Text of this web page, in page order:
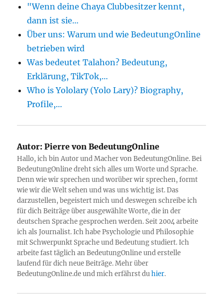
"Wenn deine Chaya Clubbesitzer kennt,
dann ist sie…
Über uns: Warum und wie BedeutungOnline
betrieben wird
Was bedeutet Talahon? Bedeutung,
Erklärung, TikTok,…
Who is Yololary (Yolo Lary)? Biography,
Profile,…
Autor: Pierre von BedeutungOnline
Hallo, ich bin Autor und Macher von BedeutungOnline. Bei
BedeutungOnline dreht sich alles um Worte und Sprache.
Denn wie wir sprechen und worüber wir sprechen, formt
wie wir die Welt sehen und was uns wichtig ist. Das
darzustellen, begeistert mich und deswegen schreibe ich
für dich Beiträge über ausgewählte Worte, die in der
deutschen Sprache gesprochen werden. Seit 2004 arbeite
ich als Journalist. Ich habe Psychologie und Philosophie
mit Schwerpunkt Sprache und Bedeutung studiert. Ich
arbeite fast täglich an BedeutungOnline und erstelle
laufend für dich neue Beiträge. Mehr über
BedeutungOnline.de und mich erfährst duhier.